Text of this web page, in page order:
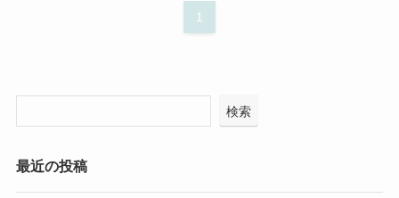
1
検索
最近の投稿